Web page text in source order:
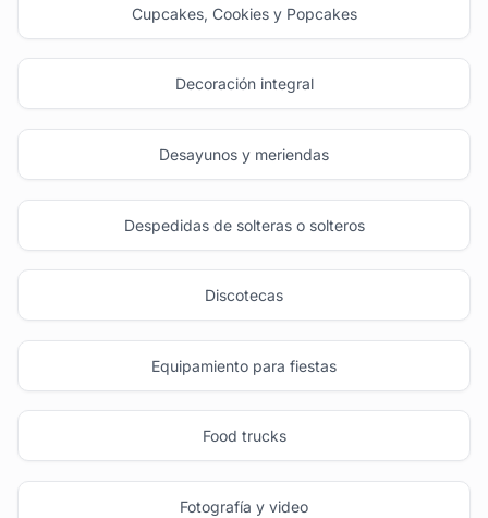
Cupcakes, Cookies y Popcakes
Decoración integral
Desayunos y meriendas
Despedidas de solteras o solteros
Discotecas
Equipamiento para fiestas
Food trucks
Fotografía y video